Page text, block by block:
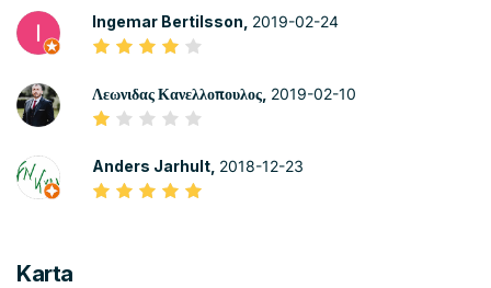
Ingemar Bertilsson, 2019-02-24
Λεωνιδας Κανελλοπουλος, 2019-02-10
Anders Jarhult, 2018-12-23
Karta